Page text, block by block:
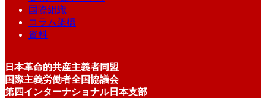
国際組織
コラム架橋
資料
日本革命的共産主義者同盟
国際主義労働者全国協議会
第四インターナショナル日本支部